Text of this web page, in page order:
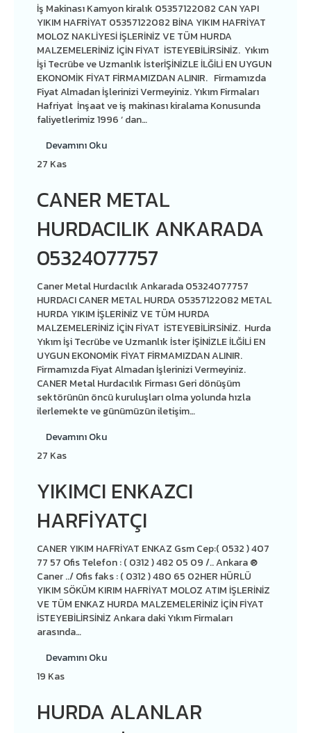
İş Makinası Kamyon kiralık 05357122082 CAN YAPI
YIKIM HAFRİYAT 05357122082 BİNA YIKIM HAFRİYAT
MOLOZ NAKLİYESİ İŞLERİNİZ VE TÜM HURDA
MALZEMELERİNİZ İÇİN FİYAT İSTEYEBİLİRSİNİZ. Yıkım
İşi Tecrübe ve Uzmanlık İsterİŞİNİZLE İLĞİLİ EN UYGUN
EKONOMİK FİYAT FİRMAMIZDAN ALINIR. Firmamızda
Fiyat Almadan İşlerinizi Vermeyiniz. Yıkım Firmaları
Hafriyat İnşaat ve iş makinası kiralama Konusunda
faliyetlerimiz 1996 ‘ dan…
Devamını Oku
27 Kas
CANER METAL
HURDACILIK ANKARADA
05324077757
Caner Metal Hurdacılık Ankarada 05324077757
HURDACI CANER METAL HURDA 05357122082 METAL
HURDA YIKIM İŞLERİNİZ VE TÜM HURDA
MALZEMELERİNİZ İÇİN FİYAT İSTEYEBİLİRSİNİZ. Hurda
Yıkım İşi Tecrübe ve Uzmanlık İster İŞİNİZLE İLĞİLİ EN
UYGUN EKONOMİK FİYAT FİRMAMIZDAN ALINIR.
Firmamızda Fiyat Almadan İşlerinizi Vermeyiniz.
CANER Metal Hurdacılık Firması Geri dönüşüm
sektörünün öncü kuruluşları olma yolunda hızla
ilerlemekte ve günümüzün iletişim…
Devamını Oku
27 Kas
YIKIMCI ENKAZCI
HARFIYATÇI
CANER YIKIM HAFRİYAT ENKAZ Gsm Cep:( 0532 ) 407
77 57 Ofis Telefon : ( 0312 ) 482 05 09 /.. Ankara ®
Caner ../ Ofis faks : ( 0312 ) 480 65 02HER HÜRLÜ
YIKIM SÖKÜM KIRIM HAFRİYAT MOLOZ ATIM İŞLERİNİZ
VE TÜM ENKAZ HURDA MALZEMELERİNİZ İÇİN FİYAT
İSTEYEBİLİRSİNİZ Ankara daki Yıkım Firmaları
arasında…
Devamını Oku
19 Kas
HURDA ALANLAR